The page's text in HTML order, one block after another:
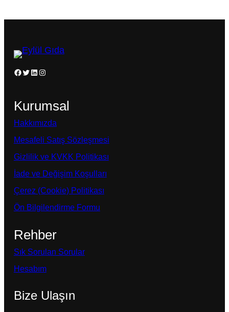
Facebook Twitter LinkedIn Instagram
Kurumsal
Hakkımızda
Mesafeli Satış Sözleşmesi
Gizlilik ve KVKK Politikası
İade ve Değişim Koşulları
Çerez (Cookie) Politikası
Ön Bilgilendirme Formu
Rehber
Sık Sorulan Sorular
Hesabım
Bize Ulaşın